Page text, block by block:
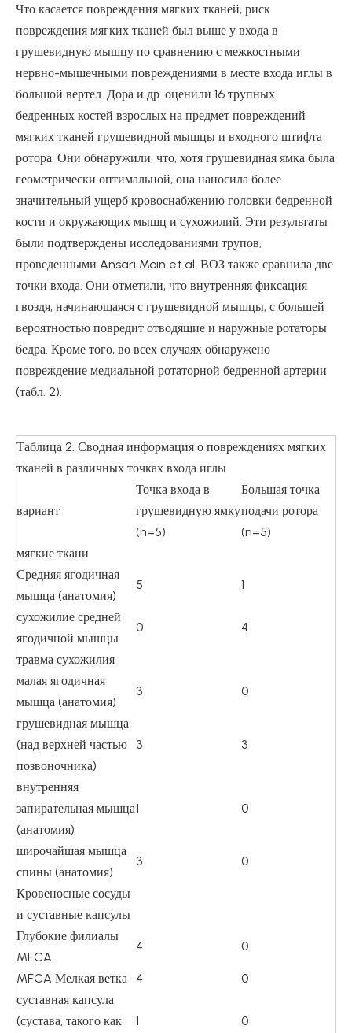
Что касается повреждения мягких тканей, риск
повреждения мягких тканей был выше у входа в
грушевидную мышцу по сравнению с межкостными
нервно-мышечными повреждениями в месте входа иглы в
большой вертел. Дора и др. оценили 16 трупных
бедренных костей взрослых на предмет повреждений
мягких тканей грушевидной мышцы и входного штифта
ротора. Они обнаружили, что, хотя грушевидная ямка была
геометрически оптимальной, она наносила более
значительный ущерб кровоснабжению головки бедренной
кости и окружающих мышц и сухожилий. Эти результаты
были подтверждены исследованиями трупов,
проведенными Ansari Moin et al. ВОЗ также сравнила две
точки входа. Они отметили, что внутренняя фиксация
гвоздя, начинающаяся с грушевидной мышцы, с большей
вероятностью повредит отводящие и наружные ротаторы
бедра. Кроме того, во всех случаях обнаружено
повреждение медиальной ротаторной бедренной артерии
(табл. 2).
Таблица 2. Сводная информация о повреждениях мягких
тканей в различных точках входа иглы
вариант
Точка входа в
грушевидную ямку
(n=5)
Большая точка
подачи ротора
(n=5)
мягкие ткани
Средняя ягодичная
мышца (анатомия)
5 1
сухожилие средней
ягодичной мышцы
0 4
травма сухожилия
малая ягодичная
мышца (анатомия)
3 0
грушевидная мышца
(над верхней частью
позвоночника)
3 3
внутренняя
запирательная мышца
(анатомия)
1 0
широчайшая мышца
спины (анатомия)
3 0
Кровеносные сосуды
и суставные капсулы
Глубокие филиалы
MFCA
4 0
MFCA Мелкая ветка 4
0
суставная капсула
(сустава, такого как
1 0